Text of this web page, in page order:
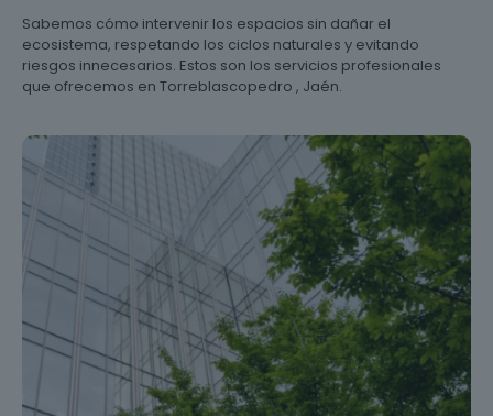
Sabemos cómo intervenir los espacios sin dañar el
ecosistema, respetando los ciclos naturales y evitando
riesgos innecesarios. Estos son los servicios profesionales
que ofrecemos en Torreblascopedro , Jaén.